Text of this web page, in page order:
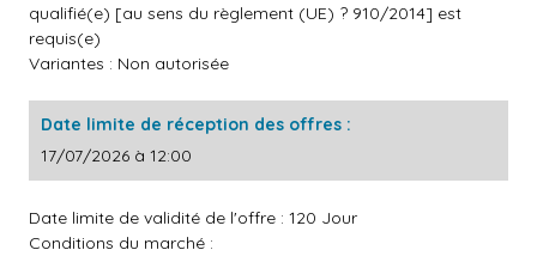
qualifié(e) [au sens du règlement (UE) ? 910/2014] est
requis(e)
Variantes : Non autorisée
Date limite de réception des offres :
17/07/2026 à 12:00
Date limite de validité de l'offre : 120 Jour
Conditions du marché :